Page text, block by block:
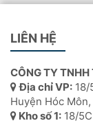
LIÊN HỆ
CÔNG TY
Địa chỉ VP: 18/
Huyện Hóc
Kho số 1: 18/